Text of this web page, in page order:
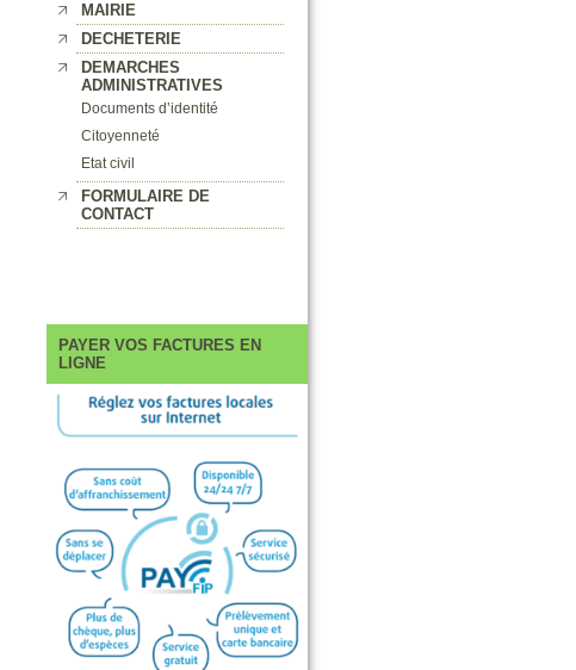
MAIRIE
DECHETERIE
DEMARCHES
ADMINISTRATIVES
Documents d’identité
Citoyenneté
Etat civil
FORMULAIRE DE
CONTACT
PAYER VOS FACTURES EN
LIGNE